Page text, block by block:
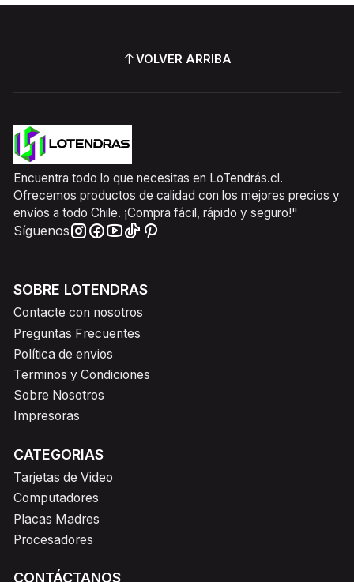
VOLVER ARRIBA
Encuentra todo lo que necesitas en LoTendrás.cl.
Ofrecemos productos de calidad con los mejores precios y
envíos a todo Chile. ¡Compra fácil, rápido y seguro!"
Síguenos
SOBRE LOTENDRAS
Contacte con nosotros
Preguntas Frecuentes
Política de envios
Terminos y Condiciones
Sobre Nosotros
Impresoras
CATEGORIAS
Tarjetas de Video
Computadores
Placas Madres
Procesadores
CONTÁCTANOS